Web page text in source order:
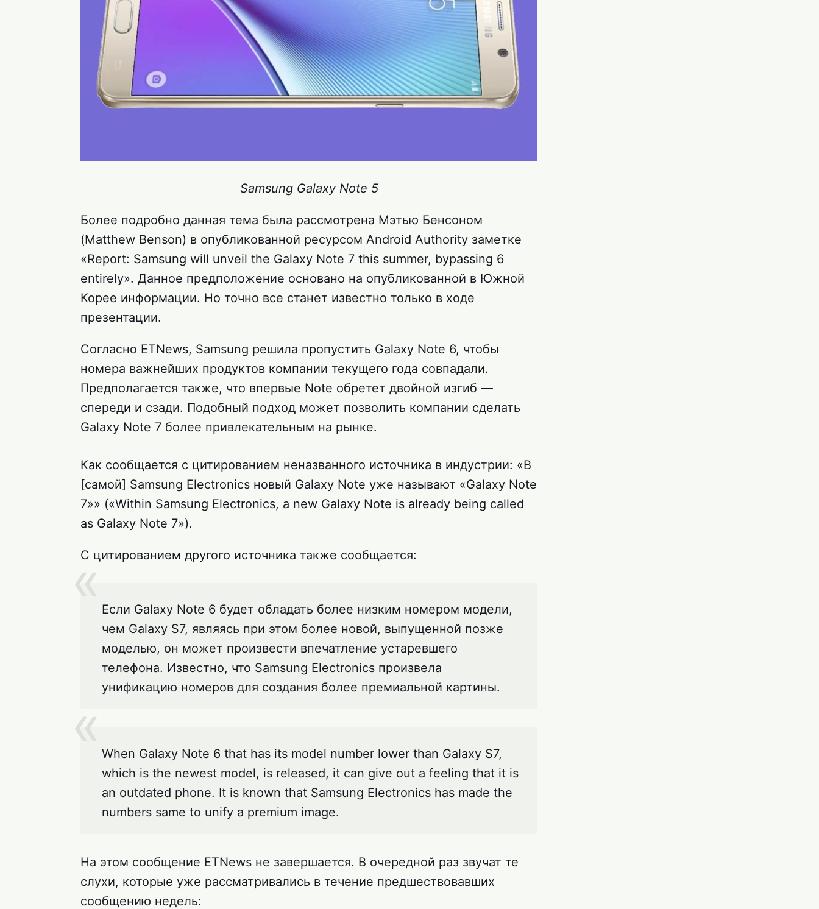
Samsung Galaxy Note 5
Более подробно данная тема была рассмотрена Мэтью Бенсоном
(Matthew Benson) в опубликованной ресурсом Android Authority заметке
«Report: Samsung will unveil the Galaxy Note 7 this summer, bypassing 6
entirely». Данное предположение основано на опубликованной в Южной
Корее информации. Но точно все станет известно только в ходе
презентации.
Согласно ETNews, Samsung решила пропустить Galaxy Note 6, чтобы
номера важнейших продуктов компании текущего года совпадали.
Предполагается также, что впервые Note обретет двойной изгиб —
спереди и сзади. Подобный подход может позволить компании сделать
Galaxy Note 7 более привлекательным на рынке.
Как сообщается с цитированием неназванного источника в индустрии: «В
[самой] Samsung Electronics новый Galaxy Note уже называют «Galaxy Note
7»» («Within Samsung Electronics, a new Galaxy Note is already being called
as Galaxy Note 7»).
С цитированием другого источника также сообщается:
Если Galaxy Note 6 будет обладать более низким номером модели,
чем Galaxy S7, являясь при этом более новой, выпущенной позже
моделью, он может произвести впечатление устаревшего
телефона. Известно, что Samsung Electronics произвела
унификацию номеров для создания более премиальной картины.
When Galaxy Note 6 that has its model number lower than Galaxy S7,
which is the newest model, is released, it can give out a feeling that it is
an outdated phone. It is known that Samsung Electronics has made the
numbers same to unify a premium image.
На этом сообщение ETNews не завершается. В очередной раз звучат те
слухи, которые уже рассматривались в течение предшествовавших
сообщению недель: